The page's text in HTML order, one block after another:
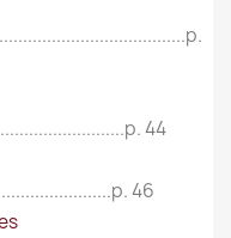
44
46